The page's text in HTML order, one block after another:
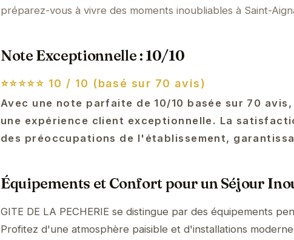
préparez-vous à vivre des moments inoubliables à Saint-
Note Exceptionnelle : 10/10
⭐⭐⭐⭐⭐ 10 / 10 (basé sur 70 avis)
Avec une note parfaite de 10/10 basée sur 70 avis,
une expérience client exceptionnelle. La
des préoccupations de l'établissement,
Équipements et Confort pour un Séjour
GITE DE LA PECHERIE se distingue par des équipements
Profitez d'une atmosphère paisible et d'installations